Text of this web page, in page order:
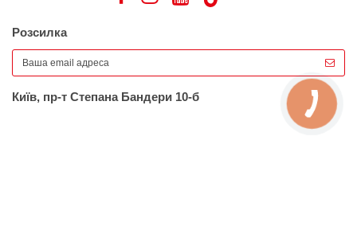
Розсилка
Київ, пр-т Степана Бандери 10-б